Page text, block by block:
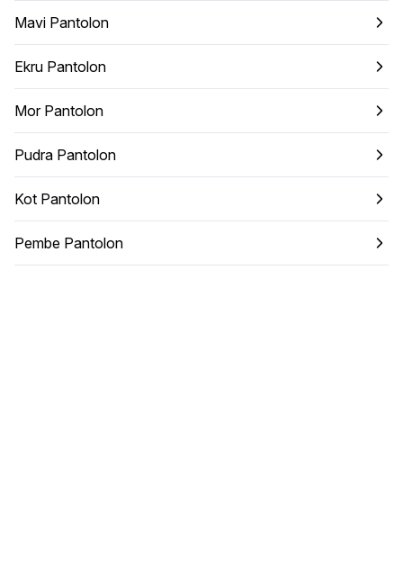
Mavi Pantolon
Ekru Pantolon
Mor Pantolon
Pudra Pantolon
Kot Pantolon
Pembe Pantolon